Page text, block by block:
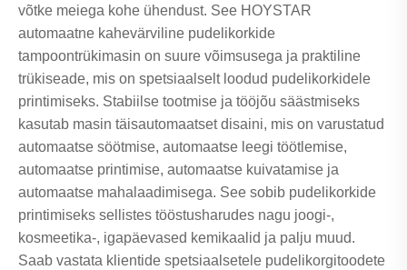
võtke meiega kohe ühendust. See HOYSTAR
automaatne kahevärviline pudelikorkide
tampoontrükimasin on suure võimsusega ja praktiline
trükiseade, mis on spetsiaalselt loodud pudelikorkidele
printimiseks. Stabiilse tootmise ja tööjõu säästmiseks
kasutab masin täisautomaatset disaini, mis on varustatud
automaatse söötmise, automaatse leegi töötlemise,
automaatse printimise, automaatse kuivatamise ja
automaatse mahalaadimisega. See sobib pudelikorkide
printimiseks sellistes tööstusharudes nagu joogi-,
kosmeetika-, igapäevased kemikaalid ja palju muud.
Saab vastata klientide spetsiaalsetele pudelikorgitoodete